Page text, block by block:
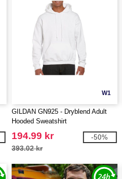
W1
GILDAN GN925 - Dryblend Adult
Hooded Sweatshirt
194.99 kr
393.02 kr
-50%